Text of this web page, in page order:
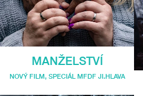
MANŽELSTVÍ
NOVÝ FILM, SPECIÁL MFDF JI.HLAVA